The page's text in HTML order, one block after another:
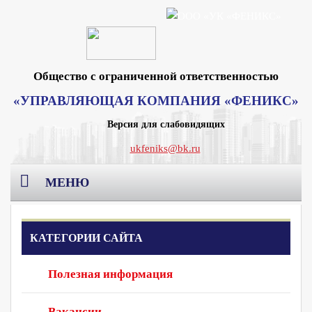
Общество с ограниченной ответственностью
«УПРАВЛЯЮЩАЯ КОМПАНИЯ «ФЕНИКС»
Версия для слабовидящих
ukfeniks@bk.ru
МЕНЮ
Главная
О компании
Реквизиты Москва
Раскрытие информации
КАТЕГОРИИ САЙТА
Полезная информация